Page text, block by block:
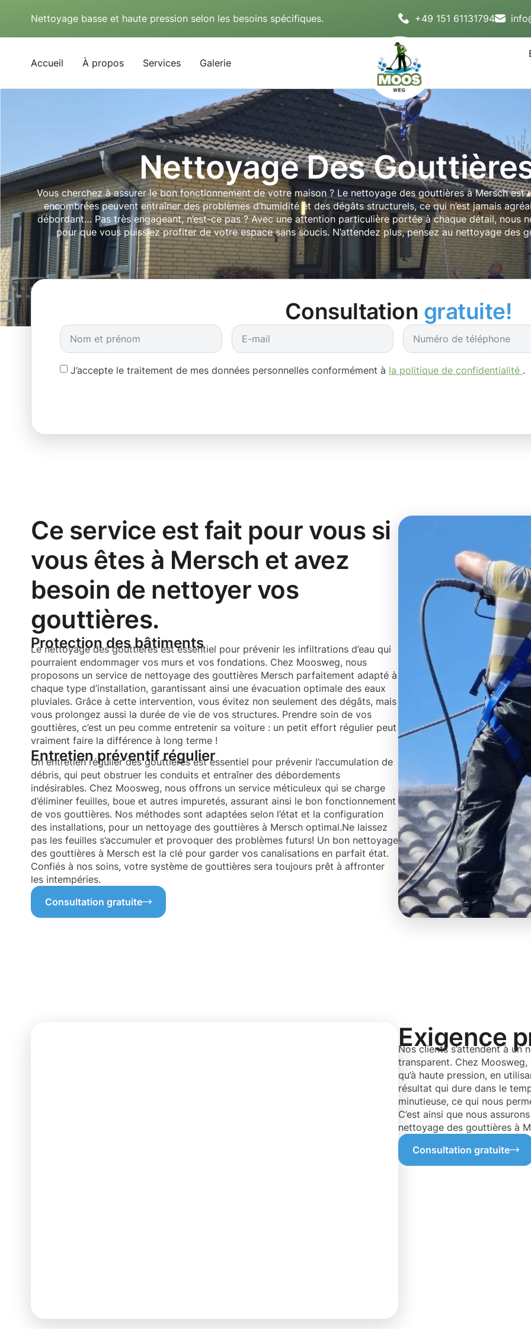
Nettoyage basse et haute pression selon les besoins spécifiques. +49 151 61131794
Accueil À propos Services Galerie
Nettoyage Des
Vous cherchez à assurer le bon fonctionnement de votre maison ? Le nettoyage des gouttières à Mersch
encombrées peuvent entraîner des problèmes d’humidité et des dégâts structurels, ce qui n’est jamais
débordant… Pas très engageant, n’est-ce pas ? Avec une attention particulière portée à chaque détail, nous
pour que vous puissiez profiter de votre espace sans soucis. N’attendez plus, pensez au nettoyage des
Consultation gratuite!
J’accepte le traitement de mes données personnelles conformément à la politique de confidentialité .
Ce service est fait pour vous si
vous êtes à Mersch et avez
besoin de nettoyer vos
gouttières.
Protection des bâtiments
Le nettoyage des gouttières est essentiel pour prévenir les infiltrations d’eau qui
pourraient endommager vos murs et vos fondations. Chez Moosweg, nous
proposons un service de nettoyage des gouttières Mersch parfaitement adapté à
chaque type d’installation, garantissant ainsi une évacuation optimale des eaux
pluviales. Grâce à cette intervention, vous évitez non seulement des dégâts, mais
vous prolongez aussi la durée de vie de vos structures. Prendre soin de vos
gouttières, c’est un peu comme entretenir sa voiture : un petit effort régulier peut
vraiment faire la différence à long terme !
Entretien préventif régulier
Un entretien régulier des gouttières est essentiel pour prévenir l’accumulation de
débris, qui peut obstruer les conduits et entraîner des débordements
indésirables. Chez Moosweg, nous offrons un service méticuleux qui se charge
d’éliminer feuilles, boue et autres impuretés, assurant ainsi le bon fonctionnement
de vos gouttières. Nos méthodes sont adaptées selon l’état et la configuration
des installations, pour un nettoyage des gouttières à Mersch optimal.Ne laissez
pas les feuilles s’accumuler et provoquer des problèmes futurs! Un bon nettoyage
des gouttières à Mersch est la clé pour garder vos canalisations en parfait état.
Confiés à nos soins, votre système de gouttières sera toujours prêt à affronter
les intempéries.
Consultation gratuite
Exigence
Nos clients s’attendent à
transparent. Chez
qu’à haute pression, en
résultat qui dure dans le
minutieuse, ce qui nous
C’est ainsi que nous
nettoyage des gouttières à
Consultation gratuite